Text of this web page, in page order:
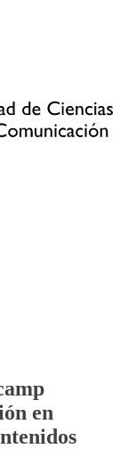
en